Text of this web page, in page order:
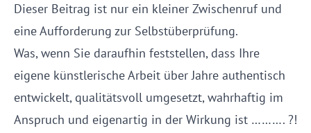
Dieser Beitrag ist nur ein kleiner Zwischenruf und
eine Aufforderung zur Selbstüberprüfung.
Was, wenn Sie daraufhin feststellen, dass Ihre
eigene künstlerische Arbeit über Jahre authentisch
entwickelt, qualitätsvoll umgesetzt, wahrhaftig im
Anspruch und eigenartig in der Wirkung ist ………. ?!